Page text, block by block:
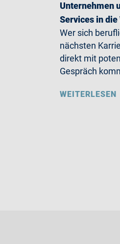
Unternehmen
Services in
Wer sich
nächsten
direkt mit
Gespräch
WEITERLESEN